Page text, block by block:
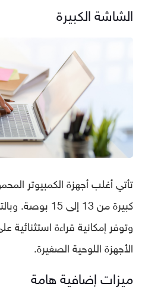
الشاشة الكبيرة
تأتي أغلب أجهزة الكمبيوتر
كبيرة من 13 إلى
وتوفر إمكانية قراءة
الأجهزة اللوحية الصغيرة.
ميزات إضافية هامة